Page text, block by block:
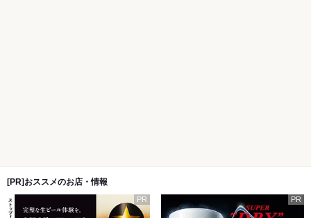
[PR]おススメのお店・情報
PR PR